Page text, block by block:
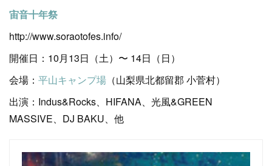
宙音十年祭
http://www.soraotofes.info/
開催日：10月13日（土）〜 14日（日）
会場： 平山キャンプ場 （山梨県北都留郡 小菅村）
出演：Indus&Rocks、HIFANA、光風&GREEN
MASSIVE、DJ BAKU、他